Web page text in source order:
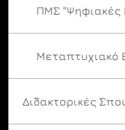
ΠΜΣ "Ψηφιακές
Μεταπτυχιακό
Διδακτορικές